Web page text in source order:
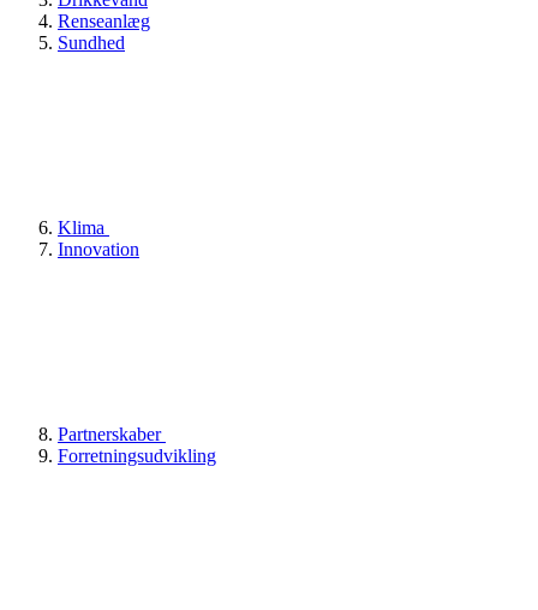
Renseanlæg
Sundhed
Klima
Innovation
Partnerskaber
Forretningsudvikling